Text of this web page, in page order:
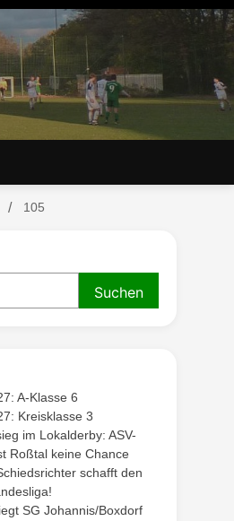
105
Suchen
A-Klasse 6
Kreisklasse 3
im Lokalderby: ASV-
Roßtal keine Chance
schafft den
SG Johannis/Boxdorf